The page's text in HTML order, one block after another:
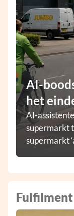
AI-
het
AI-
supermarkt
supermarkt
Fulfilment